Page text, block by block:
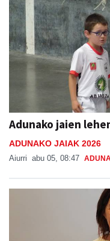
Adunako jaien
ADUNAKO JAIAK 2026
Aiurri abu 05, 08:47